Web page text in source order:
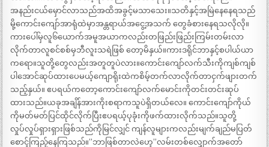
အနည်းငယ်မှောင်လာသည်အထိအခွင့်မသာသေး။သတိနှင့်အမြဲနေနေရသည်
မို့ကောင်းကျော်အာရုံထဲမှာအန္တရာယ်အငွေ့အသက် တွေခံစားနေရသလိုလို။
ကားပေါ်မှလူ၆ယောက်အမူအယာကလည်းတဖြည်းဖြည်းကြမ်းတမ်းလာ
လိုက်တာလူစင်စစ်မှဘီလူးသရဲဖြစ် တော့မိနှယ်။ကားဒရိုင်ဘာနှင့်စပါယ်ယာ
ကရော။သူတို့တွေလည်းအတူတူပဲလား။ကောင်းကျော်လက်သီးကိုကျစ်ကျစ်
ပါအောင်ဆုပ်ထားပေမယ့်ကျောရိုးထဲကစိမ့်တက်လာလိုက်တာငှက်ဖျားတက်
သည့်နှယ်။ ဧပရယ်ကတော့ကောင်းကျော်လက်မောင်းကိုတင်းတင်းဆုပ်
ထားသည်။ယခုအချိန်အားကိုးစရာကသူပဲရှိတယ်လေ။ ကောင်းကျော်ကိုယ်
ကိုမတ်မတ်ပြင်ထိုင်လိုက်ပြီးဧပရယ့်ပုခုံးကိုဖက်ထားလိုက်သည်။သူတို့
လှုပ်လှုပ်ရှားရှားဖြစ်သည်ကိုမြင်လျှင် ကျန်လူများကလည်းမျက်ချည်မပြတ်
စောင့်ကြည့်နေကြသည်။”ဘာဖြစ်တာလဲဟေ့”လမ်းတစ်လျှောက်အတော်